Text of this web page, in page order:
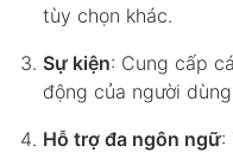
tùy chọn khác.
Sự kiện: Cung cấp
động của người
Hỗ trợ đa ngôn ngữ: